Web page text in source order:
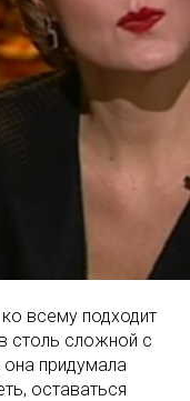
всему подходит
столь сложной с
она придумала
оставаться